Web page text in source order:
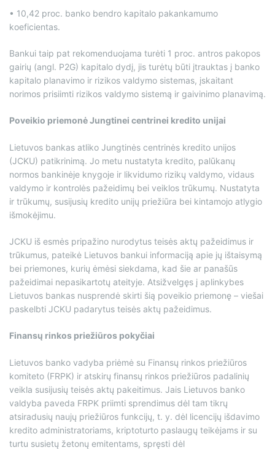
• 10,42 proc. banko bendro kapitalo pakankamumo
koeficientas.
Bankui taip pat rekomenduojama turėti 1 proc. antros pakopos
gairių (angl. P2G) kapitalo dydį, jis turėtų būti įtrauktas į banko
kapitalo planavimo ir rizikos valdymo sistemas, įskaitant
norimos prisiimti rizikos valdymo sistemą ir gaivinimo planavimą.
Poveikio priemonė Jungtinei centrinei kredito unijai
Lietuvos bankas atliko Jungtinės centrinės kredito unijos
(JCKU) patikrinimą. Jo metu nustatyta kredito, palūkanų
normos bankinėje knygoje ir likvidumo rizikų valdymo, vidaus
valdymo ir kontrolės pažeidimų bei veiklos trūkumų. Nustatyta
ir trūkumų, susijusių kredito unijų priežiūra bei kintamojo atlygio
išmokėjimu.
JCKU iš esmės pripažino nurodytus teisės aktų pažeidimus ir
trūkumus, pateikė Lietuvos bankui informaciją apie jų ištaisymą
bei priemones, kurių ėmėsi siekdama, kad šie ar panašūs
pažeidimai nepasikartotų ateityje. Atsižvelgęs į aplinkybes
Lietuvos bankas nusprendė skirti šią poveikio priemonę – viešai
paskelbti JCKU padarytus teisės aktų pažeidimus.
Finansų rinkos priežiūros pokyčiai
Lietuvos banko vadyba priėmė su Finansų rinkos priežiūros
komiteto (FRPK) ir atskirų finansų rinkos priežiūros padalinių
veikla susijusių teisės aktų pakeitimus. Jais Lietuvos banko
valdyba paveda FRPK priimti sprendimus dėl tam tikrų
atsiradusių naujų priežiūros funkcijų, t. y. dėl licencijų išdavimo
kredito administratoriams, kriptoturto paslaugų teikėjams ir su
turtu susietų žetonų emitentams, spręsti dėl